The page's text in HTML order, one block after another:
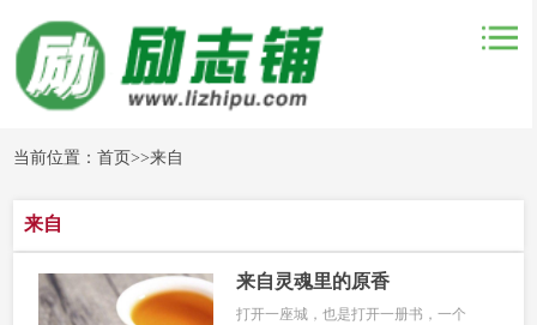
当前位置：首页>>来自
来自
来自灵魂里的原香
打开一座城，也是打开一册书，一个